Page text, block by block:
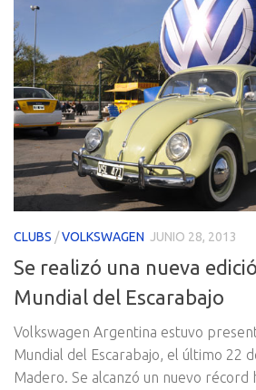
CLUBS /VOLKSWAGEN JUNIO 28, 2013
Se realizó una nueva
Mundial del Escarabajo
Volkswagen Argentina estuvo
Mundial del Escarabajo, el último 22
Madero. Se alcanzó un nuevo récord